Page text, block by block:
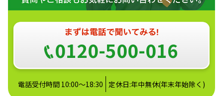
0120-500-016
電話受付時間 10:00～18:30 定休日:年中無休(年末年始除く)